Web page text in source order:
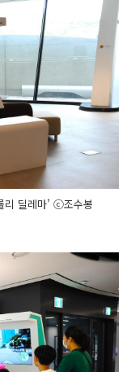
리 딜레마’ ⓒ조수봉